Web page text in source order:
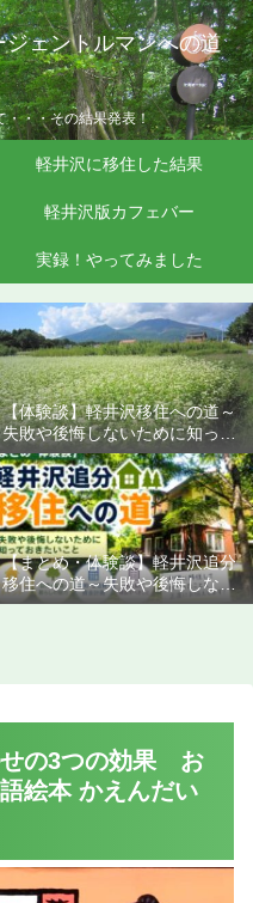
ェントルマンへの道
・・・その結果発表！
軽井沢に移住した結果
軽井沢版カフェバー
実録！やってみました
【体験談】軽井沢移住への道～
失敗や後悔しないために知って
おきたいこと
【まとめ・体験談】軽井沢追分
移住への道～失敗や後悔しない
ために知っておきたいこと
せの3つの効果 お
絵本 かえんだい